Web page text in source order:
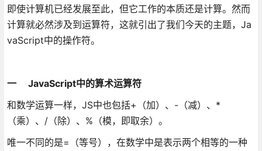
即使计算机已经发展至此，但它工作的本质还是计算。然而
计算就必然涉及到运算符，这就引出了我们今天的主题，Ja
vaScript中的操作符。
一 JavaScript中的算术运算符
和数学运算一样，JS中也包括+（加）、-（减）、*
（乘）、/（除）、%（模，即取余）。
唯一不同的是=（等号），在数学中是表示两个相等的一种